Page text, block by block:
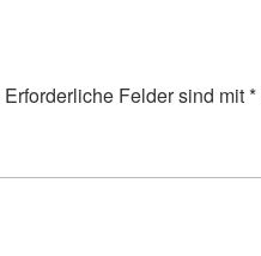
Erforderliche Felder sind mit*